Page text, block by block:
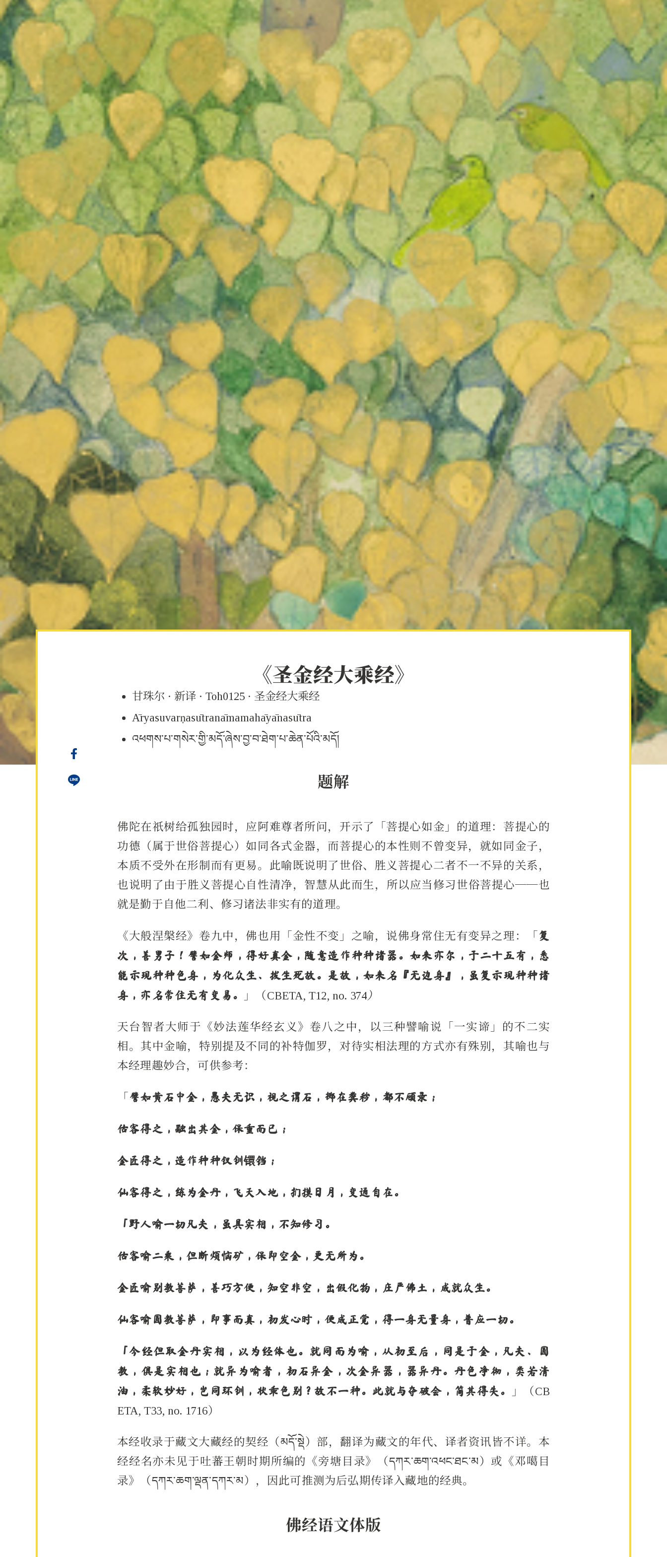
《圣金经大乘经》
甘珠尔 · 新译 · Toh0125 · 圣金经大乘经
Āryasuvarṇasūtra­nāma­mahā­yāna­sūtra
འཕགས་པ་གསེར་གྱི་མདོ་ཞེས་བྱ་བ་ཐེག་པ་ཆེན་པོའི་མདོ།
题解
佛陀在祇树给孤独园时，应阿难尊者所问，开示了「菩提心如金」的道理：菩提心的
功德（属于世俗菩提心）如同各式金器，而菩提心的本性则不曾变异，就如同金子，
本质不受外在形制而有更易。此喻既说明了世俗、胜义菩提心二者不一不异的关系，
也说明了由于胜义菩提心自性清净，智慧从此而生，所以应当修习世俗菩提心──也
就是勤于自他二利、修习诸法非实有的道理。
《大般涅槃经》卷九中，佛也用「金性不变」之喻，说佛身常住无有变异之理：「 复
次，善男子！譬如金师，得好真金，随意造作种种诸器。如来亦尔，于二十五有，悉
能示现种种色身，为化众生、拔生死故。是故，如来名『无边身』，虽复示现种种诸
身，亦名常住无有变易。
」（CBETA, T12, no. 374）
天台智者大师于《妙法莲华经玄义》卷八之中，以三种譬喻说「一实谛」的不二实
相。其中金喻，特别提及不同的补特伽罗，对待实相法理的方式亦有殊别，其喻也与
本经理趣妙合，可供参考：
「 譬如黄石中金，愚夫无识，视之谓石，掷在粪秽，都不顾录；
估客得之，融出其金，保重而已；
金匠得之，造作种种钗钏镮铛；
仙客得之，练为金丹，飞天入地，扪摸日月，变通自在。
「野人喻一切凡夫，虽具实相，不知修习。
估客喻二乘，但断烦恼矿，保即空金，更无所为。
金匠喻别教菩萨，善巧方便，知空非空，出假化物，庄严佛土，成就众生。
仙客喻圆教菩萨，即事而真，初发心时，便成正觉，得一身无量身，普应一切。
「今经但取金丹实相，以为经体也。就同而为喻，从初至后，同是于金，凡夫、圆
教，俱是实相也；就异为喻者，初石异金，次金异器，器异丹。丹色净彻，类若清
油，柔软妙好，岂同环钏，状乖色别？故不一种。此就与夺破会，简其得失。
」（CB
ETA, T33, no. 1716）
本经收录于藏文大藏经的契经（མདོ་སྡེ）部，翻译为藏文的年代、译者资讯皆不详。本
经经名亦未见于吐蕃王朝时期所编的《旁塘目录》（དཀར་ཆག་འཕང་ཐང་མ）或《邓噶目
录》（དཀར་ཆག་ལྡན་དཀར་མ），因此可推测为后弘期传译入藏地的经典。
佛经语文体版